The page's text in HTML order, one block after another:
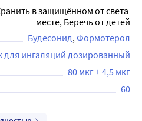
в защищённом от света
месте, Беречь от детей
Будесонид Формотерол
для ингаляций дозированный
80 мкг + 4,5 мкг
60